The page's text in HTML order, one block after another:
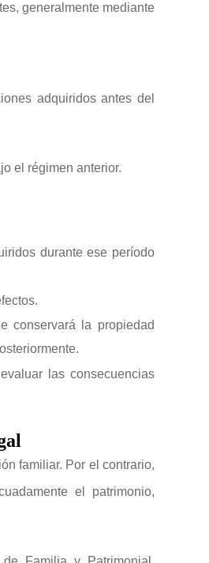
generalmente mediante
adquiridos antes del
el régimen anterior.
durante ese período
conservará la propiedad
las consecuencias
familiar. Por el contrario,
el patrimonio,